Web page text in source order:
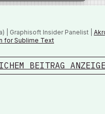
| Graphisoft Insider Panelist |
for Sublime Text
Piledrive You If You Mention AI
What It Does /// «Furthermore, I
BEITRAG